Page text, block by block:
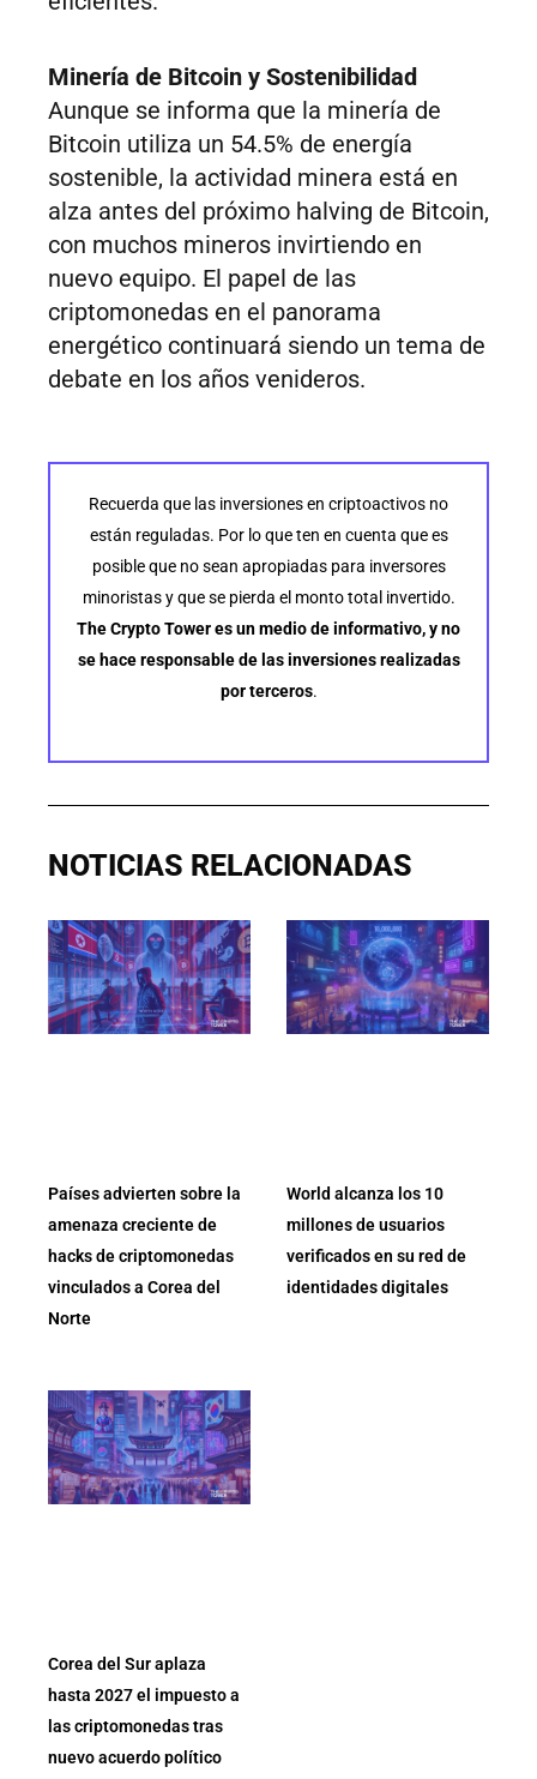
Minería de Bitcoin y Sostenibilidad
Aunque se informa que la minería de
Bitcoin utiliza un 54.5% de energía
sostenible, la actividad minera está en
alza antes del próximo halving de Bitcoin,
con muchos mineros invirtiendo en
nuevo equipo. El papel de las
criptomonedas en el panorama
energético continuará siendo un tema de
debate en los años venideros.
Recuerda que las inversiones en criptoactivos no
están reguladas. Por lo que ten en cuenta que es
posible que no sean apropiadas para inversores
minoristas y que se pierda el monto total invertido.
The Crypto Tower es un medio de informativo, y no
se hace responsable de las inversiones realizadas
por terceros.
NOTICIAS RELACIONADAS
Países advierten sobre la
amenaza creciente de
hacks de criptomonedas
vinculados a Corea del
Norte
World alcanza los 10
millones de usuarios
verificados en su red de
identidades digitales
Corea del Sur aplaza
hasta 2027 el impuesto a
las criptomonedas tras
nuevo acuerdo político